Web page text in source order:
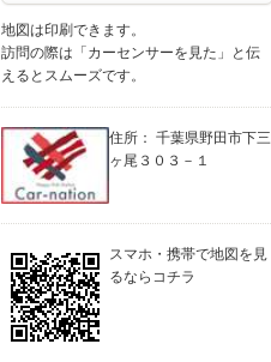
地図は印刷できます。
訪問の際は「カーセンサーを見た」と伝
えるとスムーズです。
住所： 千葉県野田市下三
ヶ尾３０３－１
スマホ・携帯で地図を見
るならコチラ